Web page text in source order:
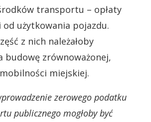
transportu – opłaty
użytkowania pojazdu.
z nich należałoby
budowę zrównoważonej,
miejskiej.
zerowego podatku
publicznego mogłoby być